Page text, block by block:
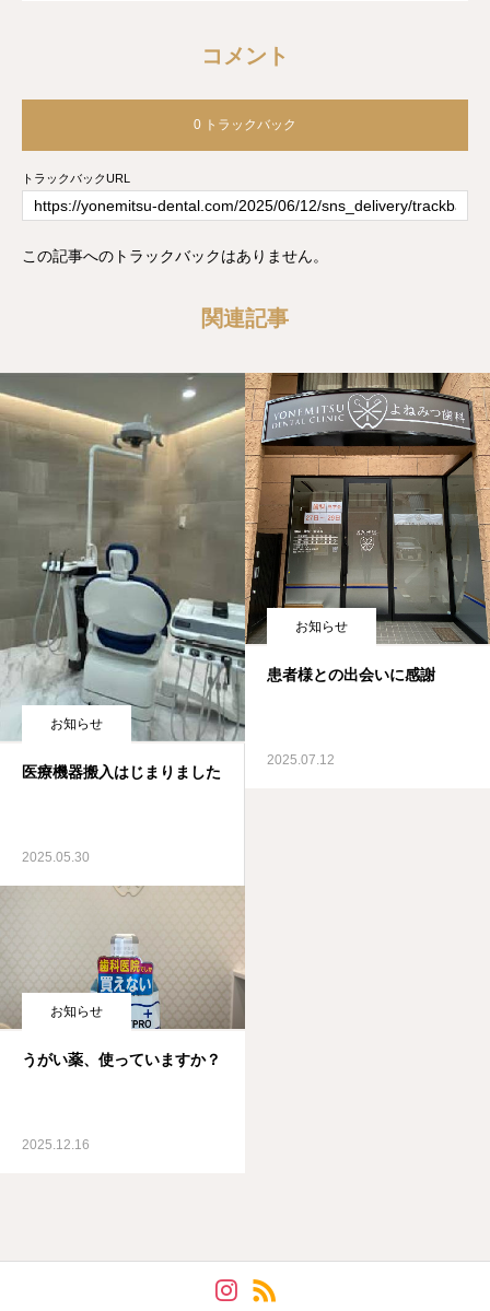
コメント
0 トラックバック
トラックバックURL
この記事へのトラックバックはありません。
関連記事
お知らせ
医療機器搬入はじまりました
2025.05.30
お知らせ
患者様との出会いに感謝
2025.07.12
お知らせ
うがい薬、使っていますか？
2025.12.16